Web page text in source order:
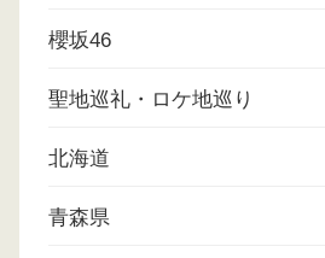
櫻坂46
聖地巡礼・ロケ地巡り
北海道
青森県